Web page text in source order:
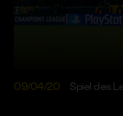
09/04/20 Spiel des